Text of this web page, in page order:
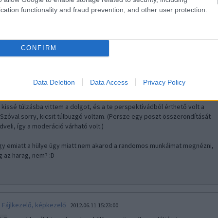
functionality and fraud prevention, and other user protection.
CONFIRM
Data Deletion Data Access Privacy Policy
16:17:29
sikerült tovább dagasztani a matériát...
kissé túlzásba vittem a dolgot, és a te perspektívádból érthető volt a
sorry, kicsit túlbuzgó voltam. (Persze egy poszt összerondítását
így a moderáció várható volt.)
emiatt a hülye ügy miatt nem akarod a randomos munkáimat megnézni,
az harag, nem? :D
Fájlkezelő, képkezelő 2012.06.11 15:23:00